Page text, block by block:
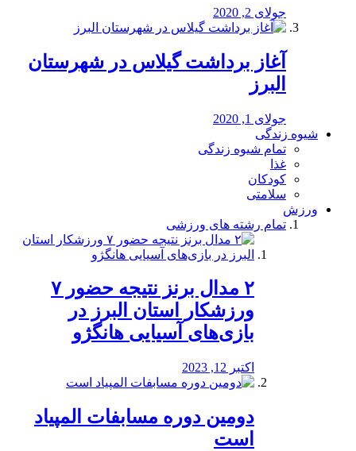
جولای 2, 2020
آغاز برداشت گیلاس در شهرستان
البرز
جولای 1, 2020
شیوه زندگی
تمام شیوه زندگی
غذا
کودکان
سلامتی
ورزش
تمام رشته های ورزشی
۲ مدال برنز نتیجه حضور ۷
ورزشکار استان البرز در
بازی‌های آسیایی هانگژو
اکتبر 12, 2023
دومین دوره مسابفات المپیاد
است